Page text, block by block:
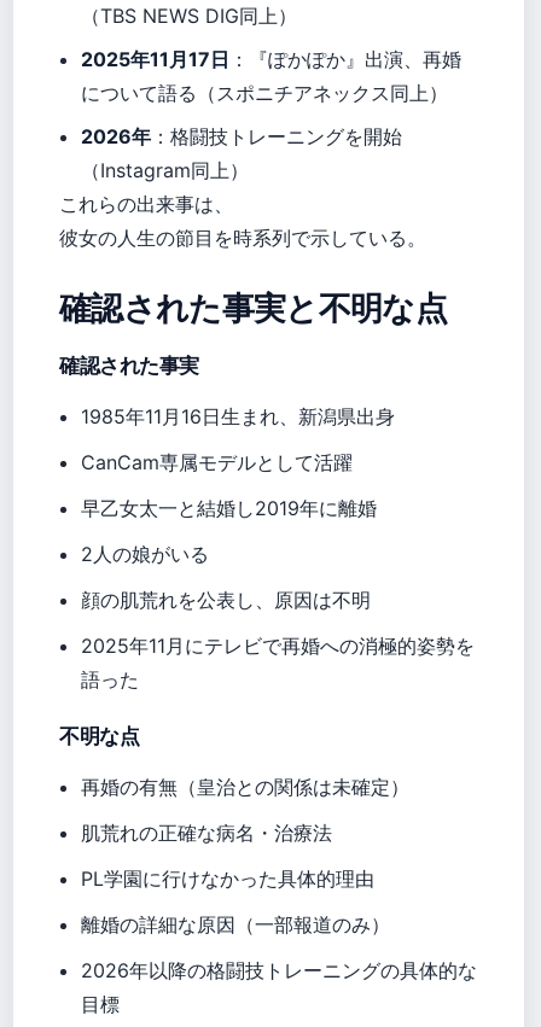
（TBS NEWS DIG同上）
2025年11月17日 ：『ぽかぽか』出演、再婚
について語る（スポニチアネックス同上）
2026年 ：格闘技トレーニングを開始
（Instagram同上）
これらの出来事は、
彼女の人生の節目を時系列で示している。
確認された事実と不明な点
確認された事実
1985年11月16日生まれ、新潟県出身
CanCam専属モデルとして活躍
早乙女太一と結婚し2019年に離婚
2人の娘がいる
顔の肌荒れを公表し、原因は不明
2025年11月にテレビで再婚への消極的姿勢を
語った
不明な点
再婚の有無（皇治との関係は未確定）
肌荒れの正確な病名・治療法
PL学園に行けなかった具体的理由
離婚の詳細な原因（一部報道のみ）
2026年以降の格闘技トレーニングの具体的な
目標